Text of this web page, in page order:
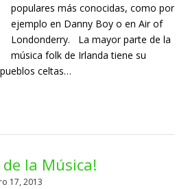
populares más conocidas, como por
ejemplo en Danny Boy o en Air of
Londonderry. La mayor parte de la
música folk de Irlanda tiene su
celtas…
la Música!
17, 2013